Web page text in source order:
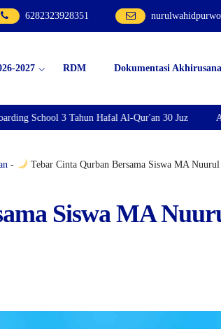
6282323928351
2027 RDM Dokumentasi
Tahun Hafal Al-Qur'an 30 Juz Alamat : Jln.
- Tebar Cinta Qurban Bersama Siswa MA
Siswa MA